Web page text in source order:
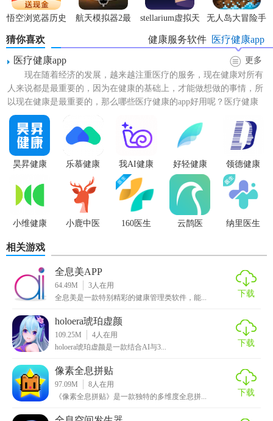
【全息美软件亮点】
1.随时掌握自己的健康，这里的功能和设置都是很好的，自由
使用；
2.实时创建自己的健康档案，随时掌握想要的内容和资源；
3.为大家解决了超级多的难题，分享的健康问题是超级棒的。
【全息美软件优势】
1、探视提醒
，预约登记成功，探视日期前温馨提醒，非常周
到。
2、候诊查询，用户可以随时查看 医生
的进度，掌握候诊时
快捷。
悟空浏览器历史
版本
航天模拟器2最
stellarium虚拟天
文台
无人岛大冒险手
机版
猜你喜欢 医疗健康app
健康服务软件
医疗健康app
更多
现在随着经济的发展，越来越注重医疗的服务，现在健康对所有
人来说都是最重要的，因为在健康的基础上，才能做想做的事情，所
以现在健康是最重要的，那么哪些医疗健康的app好用呢？医疗健康
app合集收录了多款关...
昊昇健康 乐慕健康 我AI健康 好轻健康 领德健康
小维健康 小鹿中医 160医生 云鹊医 纳里医生
相关游戏
全息美APP
64.49M 3人在用
全息美是一款特别精彩的健康管理类软件，能...
下载
holoera琥珀虚颜
109.25M 4人在用
holoera琥珀虚颜是一款结合AI与3...
下载
像素全息拼贴
97.09M 8人在用
《像素全息拼贴》是一款独特的多维度全息拼...
下载